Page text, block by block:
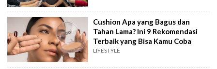
Cushion Apa yang Bagus dan
Tahan Lama? Ini 9 Rekomendasi
Terbaik yang Bisa Kamu Coba
LIFESTYLE